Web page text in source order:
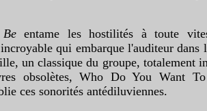
entame les hostilités à toute
qui embarque l'auditeur dans
un classique du groupe, totalement
obsolètes, Who Do You Want
ces sonorités antédiluviennes.